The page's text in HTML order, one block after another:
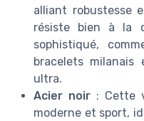
alliant robustesse
résiste bien à la
sophistiqué,
bracelets
ultra.
Acier noir : Cette
moderne et sport,